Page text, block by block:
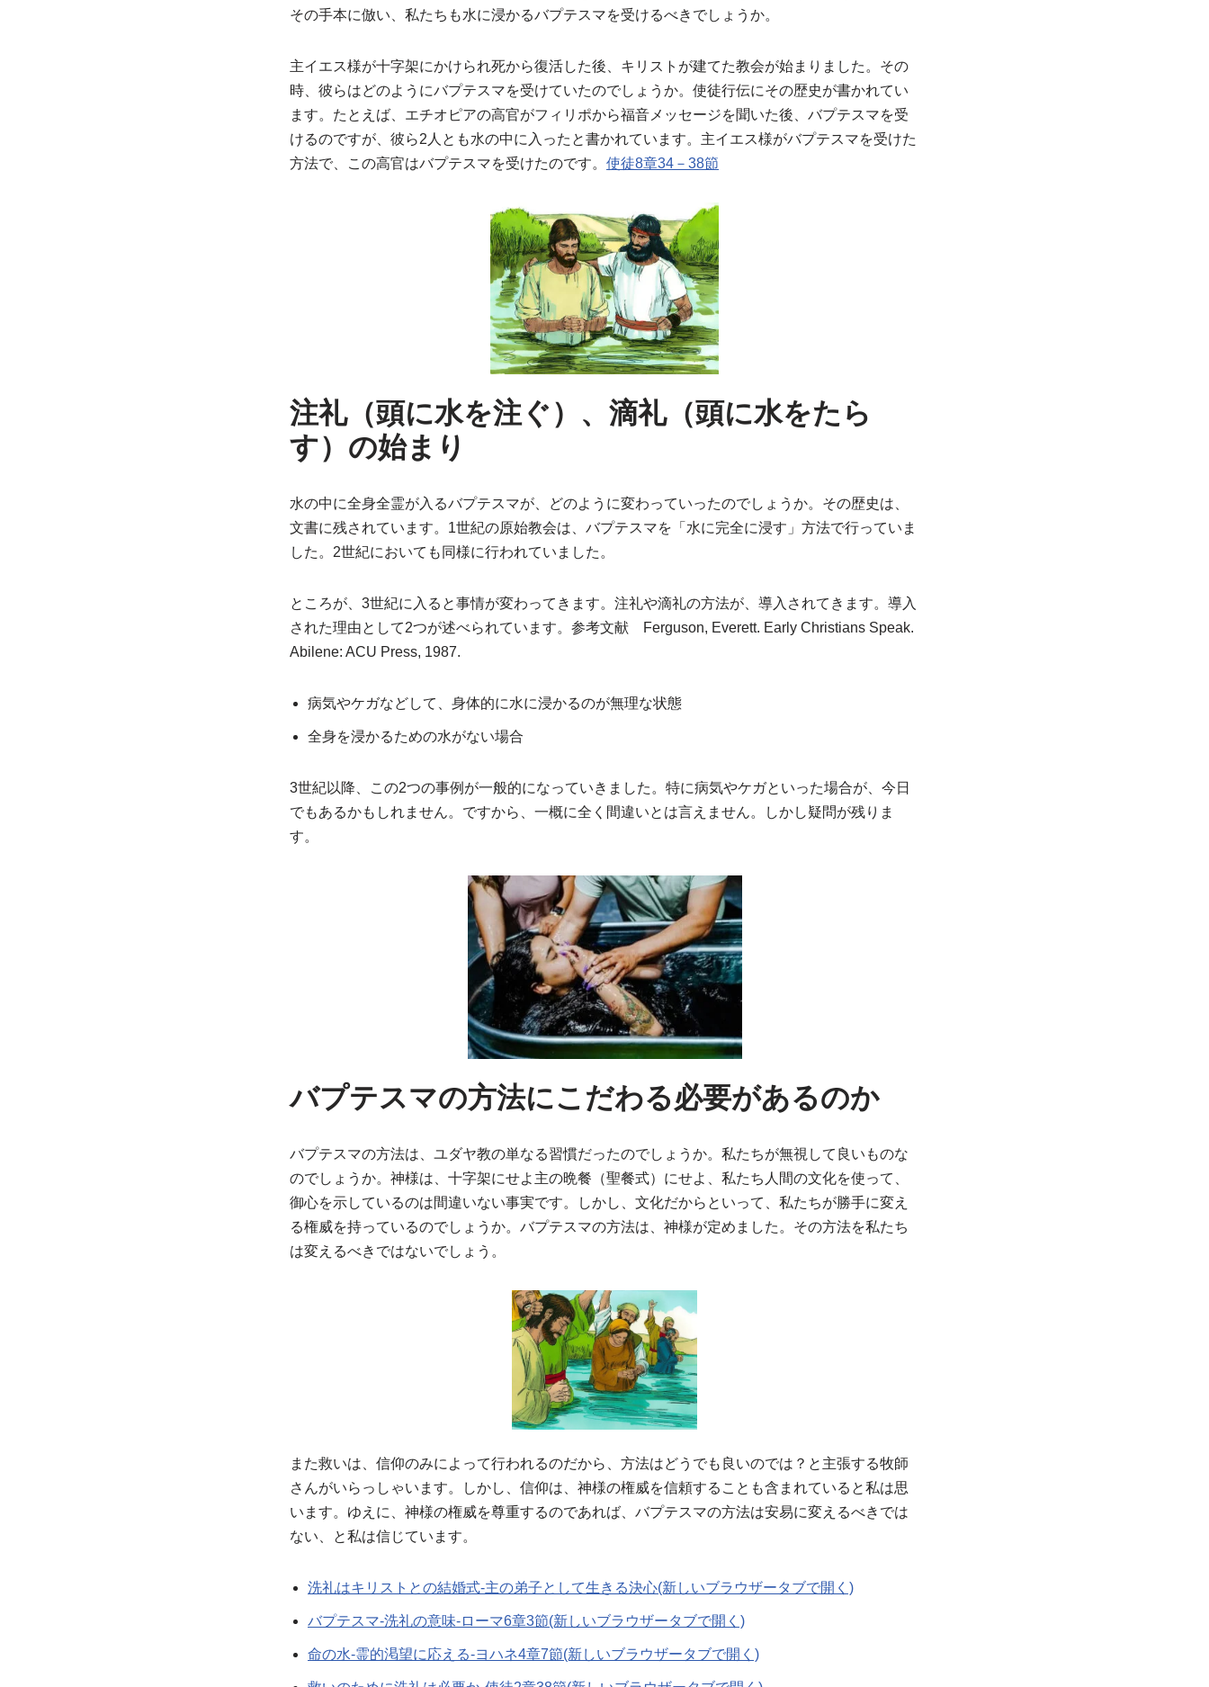
その手本に倣い、私たちも水に浸かるバプテスマを受けるべきでしょうか。
主イエス様が十字架にかけられ死から復活した後、キリストが建てた教会が始まりました。その
時、彼らはどのようにバプテスマを受けていたのでしょうか。使徒行伝にその歴史が書かれてい
ます。たとえば、エチオピアの高官がフィリポから福音メッセージを聞いた後、バプテスマを受
けるのですが、彼ら2人とも水の中に入ったと書かれています。主イエス様がバプテスマを受けた
方法で、この高官はバプテスマを受けたのです。 使徒8章34－38節
注礼（頭に水を注ぐ）、滴礼（頭に水をたら
す）の始まり
水の中に全身全霊が入るバプテスマが、どのように変わっていったのでしょうか。その歴史は、
文書に残されています。1世紀の原始教会は、バプテスマを「水に完全に浸す」方法で行っていま
した。2世紀においても同様に行われていました。
ところが、3世紀に入ると事情が変わってきます。注礼や滴礼の方法が、導入されてきます。導入
された理由として2つが述べられています。参考文献 Ferguson, Everett. Early Christians Speak.
Abilene: ACU Press, 1987.
病気やケガなどして、身体的に水に浸かるのが無理な状態
全身を浸かるための水がない場合
3世紀以降、この2つの事例が一般的になっていきました。特に病気やケガといった場合が、今日
でもあるかもしれません。ですから、一概に全く間違いとは言えません。しかし疑問が残りま
す。
バプテスマの方法にこだわる必要があるのか
バプテスマの方法は、ユダヤ教の単なる習慣だったのでしょうか。私たちが無視して良いものな
のでしょうか。神様は、十字架にせよ主の晩餐（聖餐式）にせよ、私たち人間の文化を使って、
御心を示しているのは間違いない事実です。しかし、文化だからといって、私たちが勝手に変え
る権威を持っているのでしょうか。バプテスマの方法は、神様が定めました。その方法を私たち
は変えるべきではないでしょう。
また救いは、信仰のみによって行われるのだから、方法はどうでも良いのでは？と主張する牧師
さんがいらっしゃいます。しかし、信仰は、神様の権威を信頼することも含まれていると私は思
います。ゆえに、神様の権威を尊重するのであれば、バプテスマの方法は安易に変えるべきでは
ない、と私は信じています。
洗礼はキリストとの結婚式-主の弟子として生きる決心(新しいブラウザータブで開く)
バプテスマ-洗礼の意味-ローマ6章3節(新しいブラウザータブで開く)
命の水-霊的渇望に応える-ヨハネ4章7節(新しいブラウザータブで開く)